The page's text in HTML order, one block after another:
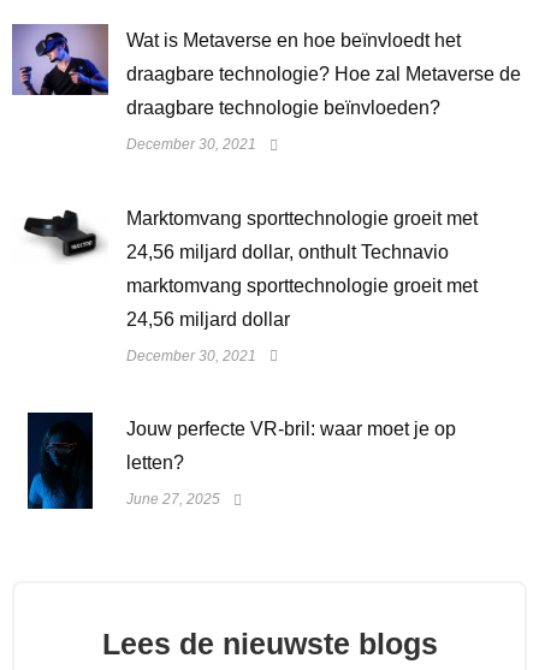
Wat is Metaverse en hoe beïnvloedt het
draagbare technologie? Hoe zal Metaverse de
draagbare technologie beïnvloeden?
December 30, 2021
Marktomvang sporttechnologie groeit met
24,56 miljard dollar, onthult Technavio
marktomvang sporttechnologie groeit met
24,56 miljard dollar
December 30, 2021
Jouw perfecte VR-bril: waar moet je op
letten?
June 27, 2025
Lees de nieuwste blogs